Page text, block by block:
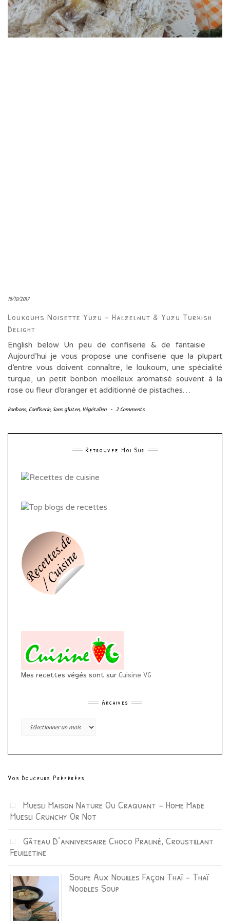
18/10/2017
Loukoums Noisette Yuzu – Halzelnut & Yuzu Turkish
Delight
English below Un peu de confiserie & de fantaisie
Aujourd’hui je vous propose une confiserie que la plupart
d’entre vous doivent connaître, le loukoum, une spécialité
turque, un petit bonbon moelleux aromatisé souvent à la
rose ou fleur d’oranger et additionné de pistaches…
Bonbons, Confiserie, Sans gluten, Végétalien - 2 Comments
Retrouvez Moi Sur
Mes recettes végés sont sur Cuisine VG
Archives
Archives
Vos Douceurs Préférées
Muesli Maison Nature Ou Craquant – Home Made
Muesli Crunchy Or Not
Gâteau D’anniversaire Choco Praliné, Croustillant
Feuilletine
Soupe Aux Nouilles Façon Thaï – Thaï
Noodles Soup